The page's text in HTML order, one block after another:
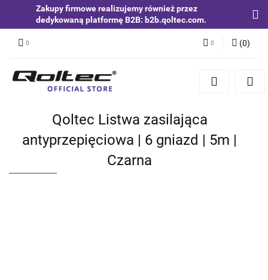
Zakupy firmowe realizujemy również przez
dedykowaną platformę B2B: b2b.qoltec.com.
Zaloguj się
Zgody cookies
(0)
Qoltec Listwa zasilająca
antyprzepięciowa | 6 gniazd | 5m |
Czarna